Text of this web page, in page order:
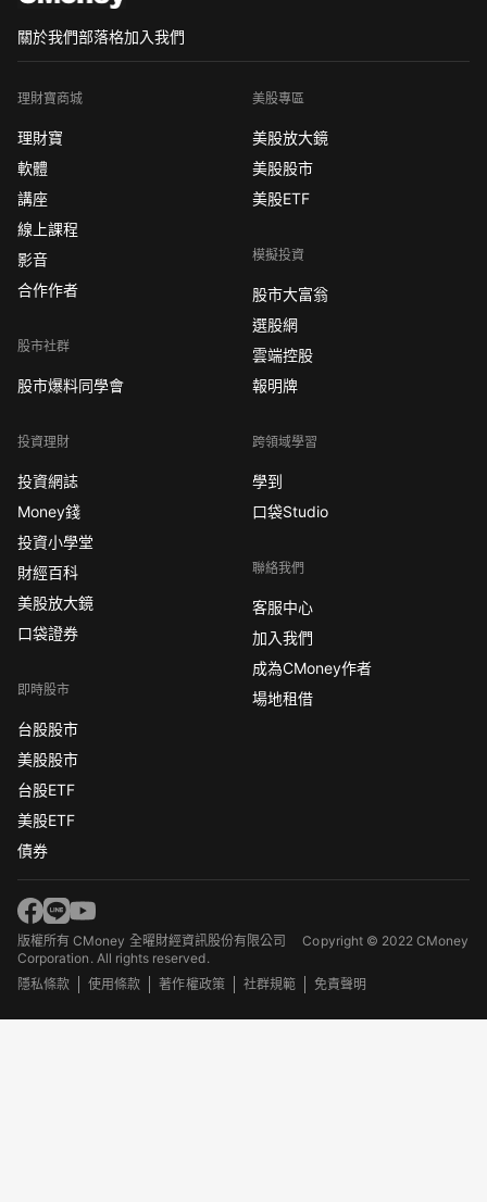
關於我們部落格加入我們
理財寶商城
理財寶
軟體
講座
線上課程
影音
合作作者
股市社群
股市爆料同學會
投資理財
投資網誌
Money錢
投資小學堂
財經百科
美股放大鏡
口袋證券
即時股市
台股股市
美股股市
台股ETF
美股ETF
債券
美股專區
美股放大鏡
美股股市
美股ETF
模擬投資
股市大富翁
選股網
雲端控股
報明牌
跨領域學習
學到
口袋Studio
聯絡我們
客服中心
加入我們
成為CMoney作者
場地租借
版權所有 CMoney 全曜財經資訊股份有限公司Copyright © 2022 CMoney
Corporation. All rights reserved.
隱私條款
使用條款 著作權政策 社群規範 免責聲明